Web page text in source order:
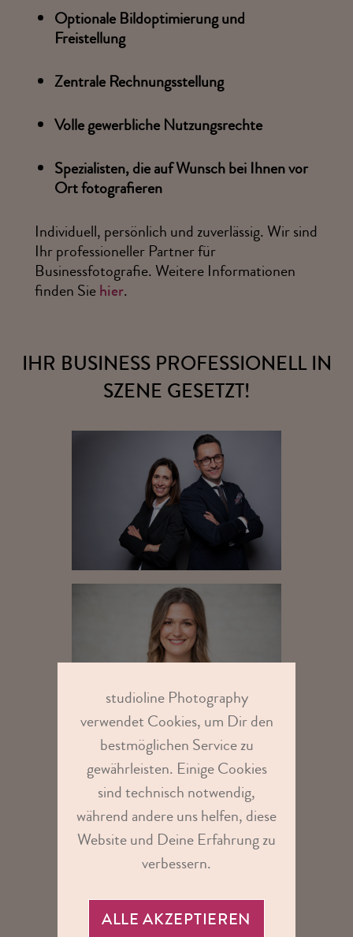
Optionale Bildoptimierung und
Freistellung
Zentrale Rechnungsstellung
Volle gewerbliche Nutzungsrechte
Spezialisten, die auf Wunsch bei Ihnen vor
Ort fotografieren
Individuell, persönlich und zuverlässig. Wir sind
Ihr professioneller Partner für
Businessfotografie. Weitere Informationen
finden Siehier.
IHR BUSINESS PROFESSIONELL IN
SZENE GESETZT!
studioline Photography
verwendet Cookies, um Dir den
bestmöglichen Service zu
gewährleisten. Einige Cookies
sind technisch notwendig,
während andere uns helfen, diese
Website und Deine Erfahrung zu
verbessern.
ALLE AKZEPTIEREN